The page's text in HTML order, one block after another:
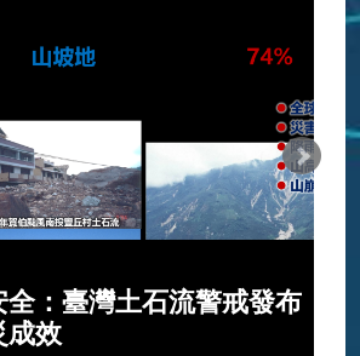
全：臺灣土石流警戒發布
成效